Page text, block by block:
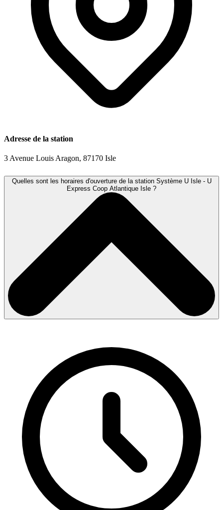
Adresse de la station
3 Avenue Louis Aragon, 87170 Isle
Quelles sont les horaires d'ouverture de la station Système U Isle - U
Express Coop Atlantique Isle ?